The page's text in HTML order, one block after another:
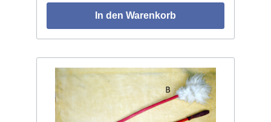
In den Warenkorb